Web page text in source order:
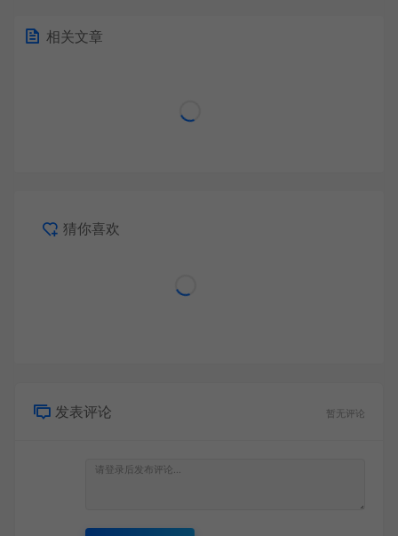
相关文章
猜你喜欢
发表评论 暂无评论